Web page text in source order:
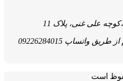
علی غنی، پلاک 11
واتساپ 09226284015
است